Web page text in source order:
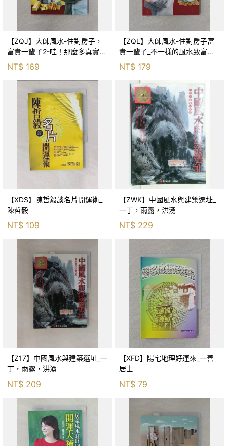
【ZQJ】大師風水-住對房子，
富貴一輩子2-哇！那麼多真實成
功的故事_吳海
NT$ 169
【ZQL】大師風水-住對房子富
貴一輩子_不一樣的風水致富真
相_吳海
NT$ 179
【XDS】陳哲毅談名片開運術_
陳哲毅
NT$ 109
【ZWK】中國風水與建築選址_
一丁，雨露，洪湧
NT$ 229
【Z17】中國風水與建築選址_一
丁，雨露，洪湧
NT$ 209
【XFD】陽宅地理好運來_一善
居士
NT$ 79